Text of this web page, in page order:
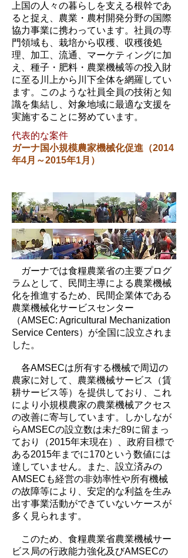
上国の人々の暮らしを支える根幹であ
ると捉え、農業・農村開発分野の国際
協力事業に携わっています。社員の専
門領域も、栽培から収穫、収穫後処
理、加工、流通、マーケティングに加
え、種子・肥料・農業機械等の投入財
に至る川上から川下全体を網羅してい
ます。このような社員全員の技術と知
識を集結し、対象地域に最適な支援を
実施することに努めています。
代表的な案件
ガーナ国小規模農家機械化促進（2014
年4月～2015年1月）
ガーナでは食糧農業省の主要プログ
ラムとして、民間主導による農業機械
化を推進するため、民間企業体である
農業機械化サービスセンター
（AMSEC: Agricultural Mechanization
Service Centers）が全国に設立されま
した。
各AMSECは所有する機械で周辺の
農家に対して、農業機械サービス（賃
耕サービス等）を提供しており、これ
により小規模農家の農業機械アクセス
の改善に寄与しています。しかしなが
らAMSECの設立数は未だ89に留まっ
ており（2015年末現在）、政府目標で
ある2015年までに170という数値には
達していません。また、設立済みの
AMSECも経営の非効率性や所有機械
の故障等により、安定的な利益を生み
出す事業活動ができていないケースが
多く見られます。
このため、食糧農業省農業機械サー
ビス局の行政能力強化及びAMSECの